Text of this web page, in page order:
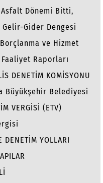
Dönemi Bitti,
Gider Dengesi
ve Hizmet
Raporları
DENETİM KOMİSYONU
Büyükşehir Belediyesi
VERGİSİ (ETV)
DENETİM YOLLARI